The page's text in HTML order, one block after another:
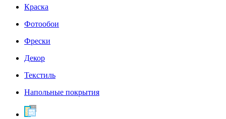
Краска
Фотообои
Фрески
Декор
Текстиль
Напольные покрытия